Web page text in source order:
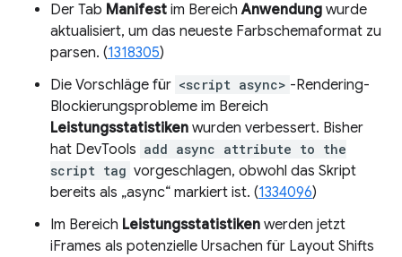
Der Tab Manifest im BereichAnwendung wurde
aktualisiert, um das neueste Farbschemaformat zu
parsen. (1318305)
Die Vorschläge für <script async> -Rendering-
Blockierungsprobleme im Bereich
Leistungsstatistiken wurden verbessert. Bisher
hat DevTools add async attribute to the
script tag vorgeschlagen, obwohl das Skript
bereits als „async“ markiert ist. (1334096)
Im Bereich Leistungsstatistiken werden jetzt
iFrames als potenzielle Ursachen für Layout Shifts